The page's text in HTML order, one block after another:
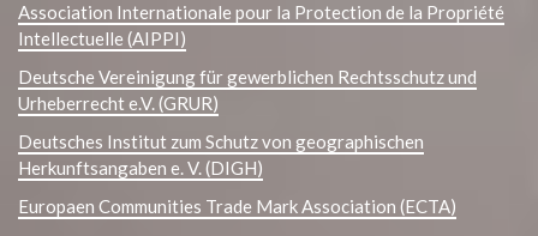
Association Internationale pour la Protection de la Propriété
Intellectuelle (AIPPI)
Deutsche Vereinigung für gewerblichen Rechtsschutz und
Urheberrecht e.V. (GRUR)
Deutsches Institut zum Schutz von geographischen
Herkunftsangaben e. V. (DIGH)
Europaen Communities Trade Mark Association (ECTA)